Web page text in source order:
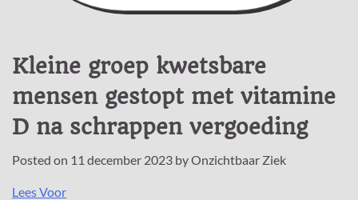
Kleine groep kwetsbare
mensen gestopt met vitamine
D na schrappen vergoeding
Posted on 11 december 2023 byOnzichtbaar Ziek
Lees Voor